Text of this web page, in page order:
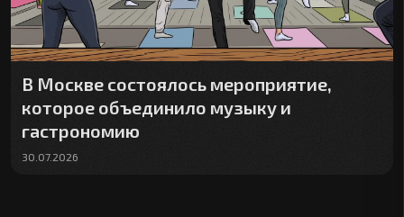
В Москве состоялось мероприятие,
которое объединило музыку и
гастрономию
30.07.2026